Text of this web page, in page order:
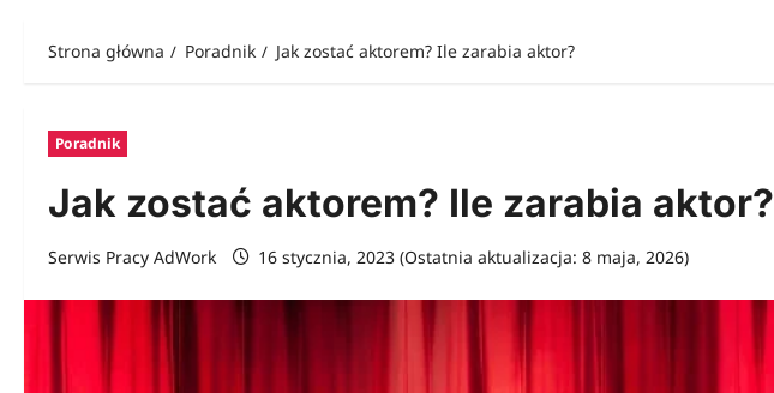
Strona główna Poradnik Jak zostać aktorem? Ile zarabia aktor?
Poradnik
Jak zostać aktorem? Ile zarabia aktor?
Serwis Pracy AdWork 16 stycznia, 2023 (Ostatnia aktualizacja: 8 maja, 2026)